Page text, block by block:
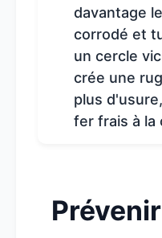
davantage
corrodé et
un cercle
crée une
plus
fer frais à la